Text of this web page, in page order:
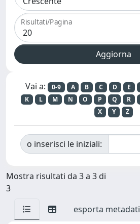
Risultati/Pagina
Vai a: 0-9 A B C D E
K
L M N O P Q R
X
Y Z
o inserisci le iniziali:
Mostra risultati da 3 a 3 di
3
esporta metadati